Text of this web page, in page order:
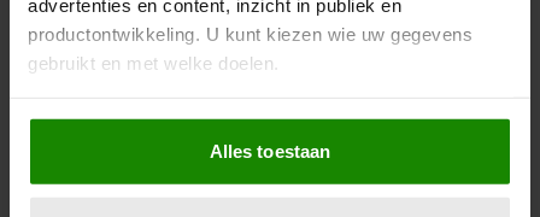
advertenties en content, inzicht in publiek en
productontwikkeling. U kunt kiezen wie uw gegevens
gebruikt en met welke doelen.
Als u het toestaat, willen we ook graag:
Informatie verzamelen over uw geografische
locatie, die tot een paar meter nauwkeurig kan zijn
Alles toestaan
REDEN